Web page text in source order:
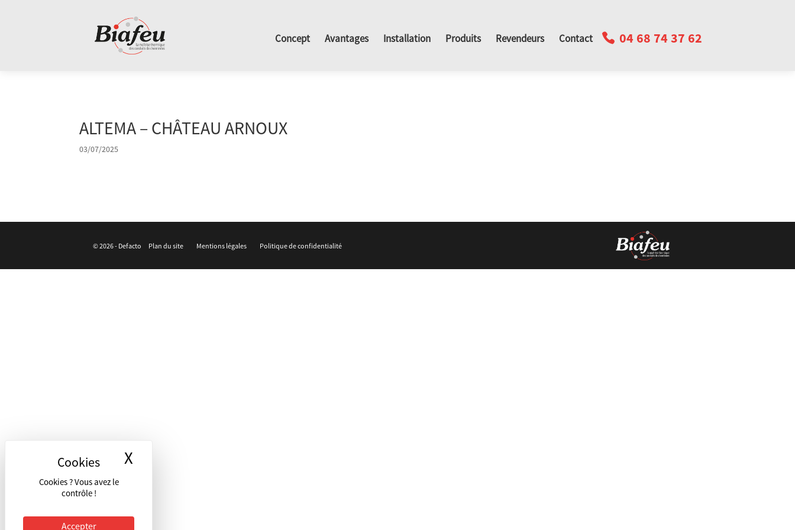
Cookies ? Vous avez le
contrôle !
Accepter
X
Concept Avantages Installation Produits Revendeurs Contact 04 68 74 37 62
ALTEMA – CHÂTEAU ARNOUX
03/07/2025
© 2026 - Defacto Plan du site Mentions légales Politique de confidentialité